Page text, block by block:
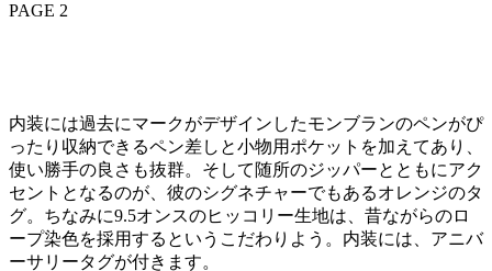
PAGE 2
内装には過去にマークがデザインしたモンブランのペンがぴ
ったり収納できるペン差しと小物用ポケットを加えてあり、
使い勝手の良さも抜群。そして随所のジッパーとともにアク
セントとなるのが、彼のシグネチャーでもあるオレンジのタ
グ。ちなみに9.5オンスのヒッコリー生地は、昔ながらのロ
ープ染色を採用するというこだわりよう。内装には、アニバ
ーサリータグが付きます。